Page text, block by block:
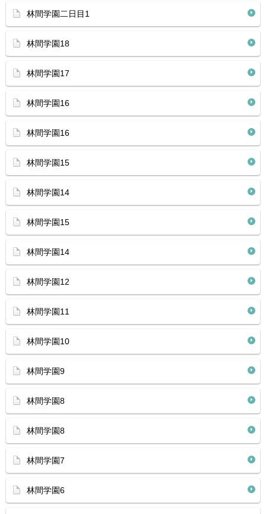
林間学園二日目1
林間学園18
林間学園17
林間学園16
林間学園16
林間学園15
林間学園14
林間学園15
林間学園14
林間学園12
林間学園11
林間学園10
林間学園9
林間学園8
林間学園8
林間学園7
林間学園6